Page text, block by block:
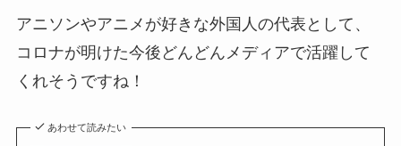
アニソンやアニメが好きな外国人の代表として、
コロナが明けた今後どんどんメディアで活躍して
くれそうですね！
あわせて読みたい